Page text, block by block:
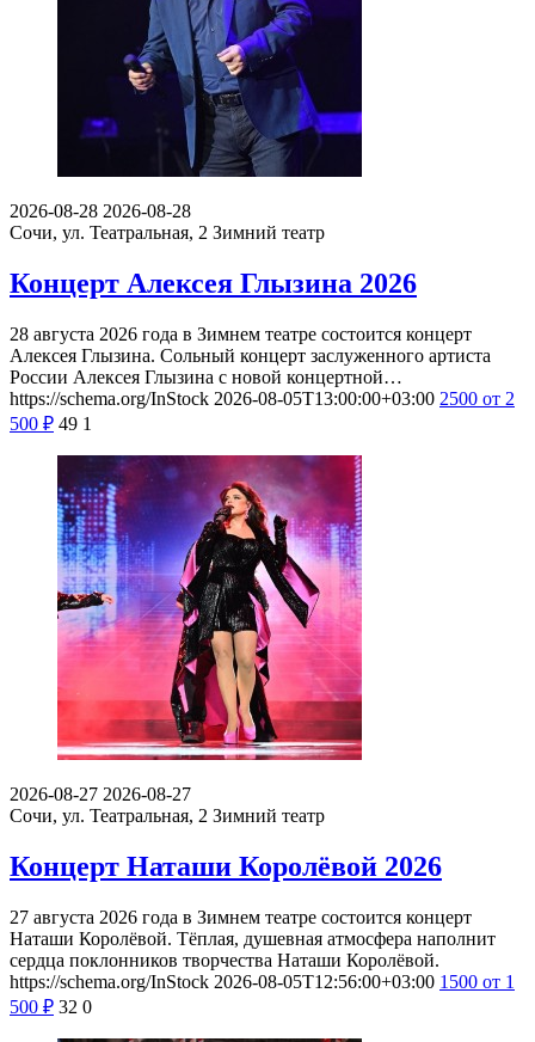
2026-08-28 2026-08-28
Сочи, ул. Театральная, 2 Зимний театр
Концерт Алексея Глызина 2026
28 августа 2026 года в Зимнем театре состоится концерт
Алексея Глызина. Сольный концерт заслуженного артиста
России Алексея Глызина с новой концертной…
https://schema.org/InStock 2026-08-05T13:00:00+03:00 2500 от 2
500 ₽ 49 1
2026-08-27 2026-08-27
Сочи, ул. Театральная, 2 Зимний театр
Концерт Наташи Королёвой 2026
27 августа 2026 года в Зимнем театре состоится концерт
Наташи Королёвой. Тёплая, душевная атмосфера наполнит
сердца поклонников творчества Наташи Королёвой.
https://schema.org/InStock 2026-08-05T12:56:00+03:00 1500 от 1
500 ₽ 32 0